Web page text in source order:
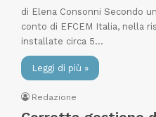
di Elena Consonni Secondo
conto di EFCEM Italia, nella
installate circa 5…
Leggi di più »
Redazione